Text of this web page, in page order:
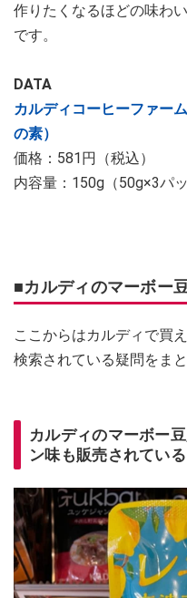
作りたくなるほどの味わ
です。
DATA
カルディコーヒーファー
の素）
価格：581円（税込）
内容量：150g（50g×3パッ
■カルディのマーボー
ここからはカルディで買
検索されている疑問をまと
カルディのマーボー
ン味も販売されている